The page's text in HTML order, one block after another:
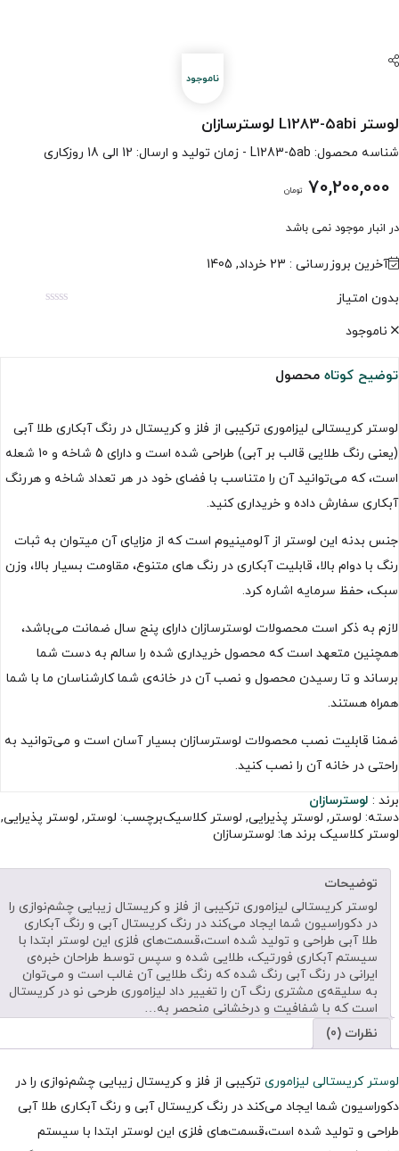
لوستر L1283-5abi لوسترسازان
شناسه محصول: L1283-5ab - زمان تولید و ارسال: 12 الی 18 روزکاری
70,200,000 تومان
در انبار موجود نمی باشد
آخرین بروزرسانی : 23 خرداد, 1405
بدون امتیاز
ناموجود
توضیح کوتاه محصول
لوستر کریستالی لیزاموری ترکیبی از فلز و کریستال در رنگ آبکاری طلا آبی
(یعنی رنگ طلایی قالب بر آبی) طراحی شده است و دارای 5 شاخه و 10 شعله
است، که می‌توانید آن را متناسب با فضای خود در هر تعداد شاخه و هررنگ
آبکاری سفارش داده و خریداری کنید.
جنس بدنه این لوستر از آلومینیوم است که از مزایای آن میتوان به ثبات
رنگ با دوام بالا، قابلیت آبکاری در رنگ های متنوع، مقاومت بسیار بالا، وزن
سبک، حفظ سرمایه اشاره کرد.
لازم به ذکر است محصولات لوسترسازان دارای پنج سال ضمانت می‌باشد،
همچنین متعهد است که محصول خریداری شده را سالم به دست شما
برساند و تا رسیدن محصول و نصب آن در خانه‌ی شما کارشناسان ما با شما
همراه هستند.
ضمنا قابلیت نصب محصولات لوسترسازان بسیار آسان است و می‌توانید به
راحتی در خانه آن را نصب کنید.
برند : لوسترسازان
دسته: لوستر, لوستر پذیرایی, لوستر کلاسیکبرچسب: لوستر, لوستر پذیرایی,
لوستر کلاسیک برند ها: لوسترسازان
توضیحات
لوستر کریستالی لیزاموری ترکیبی از فلز و کریستال زیبایی چشم‌نوازی را
در دکوراسیون شما ایجاد می‌کند در رنگ کریستال آبی و رنگ آبکاری
طلا آبی طراحی و تولید شده است،قسمت‌های فلزی این لوستر ابتدا با
سیستم آبکاری فورتیک، طلایی شده و سپس توسط طراحان خبره‌ی
ایرانی در رنگ آبی رنگ شده که رنگ طلایی آن غالب است و می‌توان
به سلیقه‌ی مشتری رنگ آن را تغییر داد لیزاموری طرحی نو در کریستال
است که با شفافیت و درخشانی منحصر به…
نظرات (0)
لوستر کریستالی لیزاموری ترکیبی از فلز و کریستال زیبایی چشم‌نوازی را در
دکوراسیون شما ایجاد می‌کند در رنگ کریستال آبی و رنگ آبکاری طلا آبی
طراحی و تولید شده است،قسمت‌های فلزی این لوستر ابتدا با سیستم